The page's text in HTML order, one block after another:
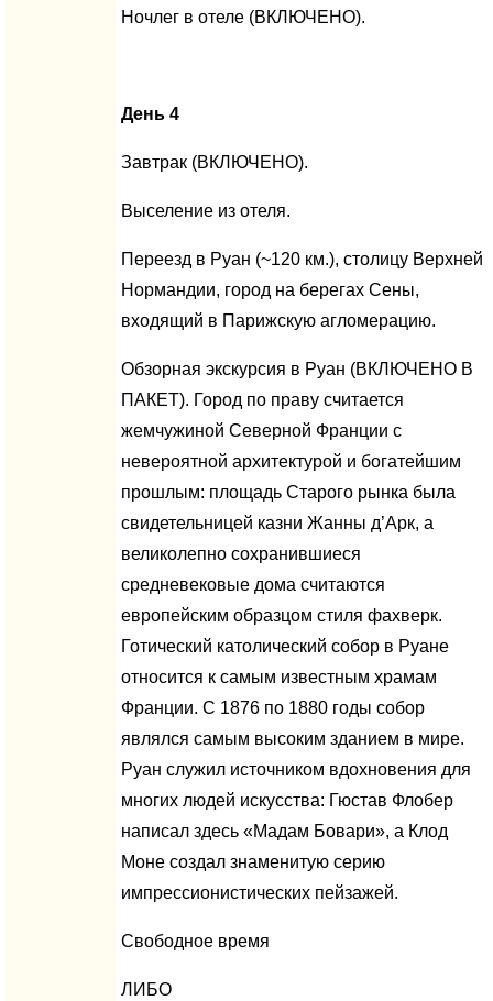
Ночлег в отеле (ВКЛЮЧЕНО).
День 4
Завтрак (ВКЛЮЧЕНО).
Выселение из отеля.
Переезд в Руан (~120 км.), столицу Верхней
Нормандии, город на берегах Сены,
входящий в Парижскую агломерацию.
Обзорная экскурсия в Руан (ВКЛЮЧЕНО В
ПАКЕТ). Город по праву считается
жемчужиной Северной Франции с
невероятной архитектурой и богатейшим
прошлым: площадь Старого рынка была
свидетельницей казни Жанны д’Арк, а
великолепно сохранившиеся
средневековые дома считаются
европейским образцом стиля фахверк.
Готический католический собор в Руане
относится к самым известным храмам
Франции. С 1876 по 1880 годы собор
являлся самым высоким зданием в мире.
Руан служил источником вдохновения для
многих людей искусства: Гюстав Флобер
написал здесь «Мадам Бовари», а Клод
Моне создал знаменитую серию
импрессионистических пейзажей.
Свободное время
ЛИБО